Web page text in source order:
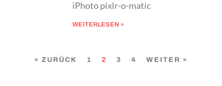
iPhoto pixlr-o-matic
WEITERLESEN »
« ZURÜCK 1 2 3 4 WEITER »